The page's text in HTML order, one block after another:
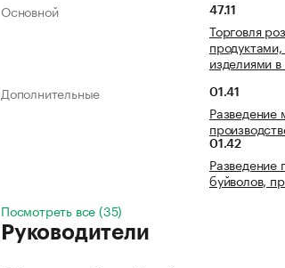
Основной 47.11
Торговля
изделиями
Дополнительные
01.41
Разведение
01.42
Разведение
буйволов,
Посмотреть все (35)
Руководители